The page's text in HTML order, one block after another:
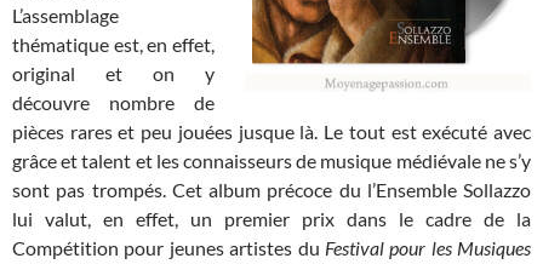
L’assemblage
thématique est, en effet,
original et on y
découvre nombre de
pièces rares et peu jouées jusque là. Le tout est exécuté avec
grâce et talent et les connaisseurs de musique médiévale ne s’y
sont pas trompés. Cet album précoce du l’Ensemble Sollazzo
lui valut, en effet, un premier prix dans le cadre de la
Compétition pour jeunes artistes du Festival pour les Musiques